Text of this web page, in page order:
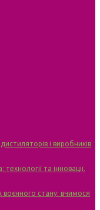
і виробників
та інновації.
воєнного стану: вчимося